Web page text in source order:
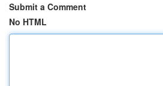
Submit a Comment
No HTML